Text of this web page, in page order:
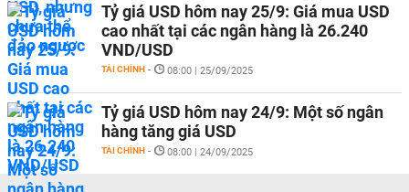
Tỷ giá USD hôm nay 25/9: Giá mua USD
cao nhất tại các ngân hàng là 26.240
VND/USD
TÀI CHÍNH - 08:00 | 25/09/2025
Tỷ giá USD hôm nay 24/9: Một số ngân
hàng tăng giá USD
TÀI CHÍNH - 08:00 | 24/09/2025